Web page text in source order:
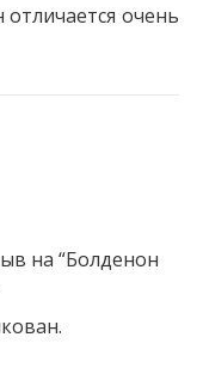
очень
на “Болденон